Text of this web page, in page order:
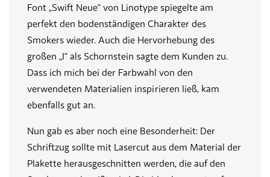
Font „Swift Neue“ von Linotype spiegelte am
perfekt den bodenständigen Charakter des
Smokers wieder. Auch die Hervorhebung des
großen „I“ als Schornstein sagte dem Kunden zu.
Dass ich mich bei der Farbwahl von den
verwendeten Materialien inspirieren ließ, kam
ebenfalls gut an.
Nun gab es aber noch eine Besonderheit: Der
Schriftzug sollte mit Lasercut aus dem Material der
Plakette herausgeschnitten werden, die auf den